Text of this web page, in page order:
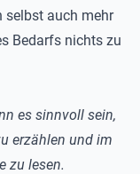
selbst auch mehr
Bedarfs nichts zu
es sinnvoll sein,
erzählen und im
zu lesen.